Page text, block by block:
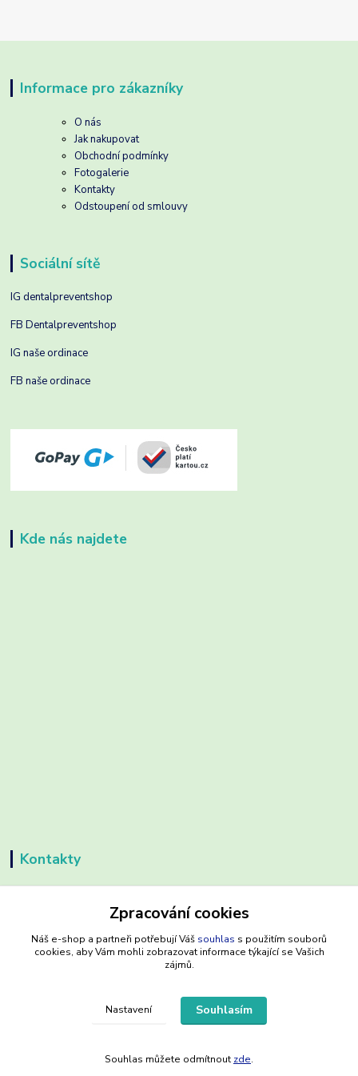
Informace pro zákazníky
O nás
Jak nakupovat
Obchodní podmínky
Fotogalerie
Kontakty
Odstoupení od smlouvy
Sociální sítě
IG dentalpreventshop
FB Dentalpreventshop
IG naše ordinace
FB naše ordinace
Kde nás najdete
Kontakty
dentalpreventshop.cz
+420721639204
info@dentalpreventshop.cz
Zpracování cookies
Náš e-shop a partneři potřebují Váš souhlas s použitím souborů
cookies, aby Vám mohli zobrazovat informace týkající se Vašich
zájmů.
Nastavení Souhlasím
Souhlas můžete odmítnout zde.